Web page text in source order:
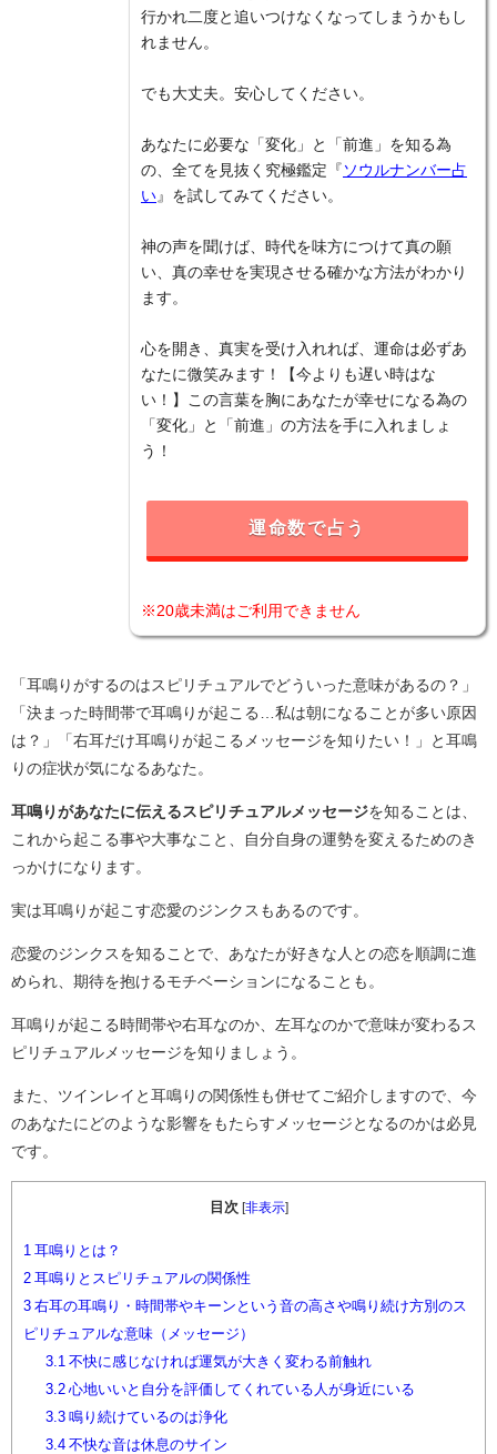
行かれ二度と追いつけなくなってしまうかもし
れません。
でも大丈夫。安心してください。
あなたに必要な「変化」と「前進」を知る為
の、全てを見抜く究極鑑定『 ソウルナンバー占
い 』を試してみてください。
神の声を聞けば、時代を味方につけて真の願
い、真の幸せを実現させる確かな方法がわかり
ます。
心を開き、真実を受け入れれば、運命は必ずあ
なたに微笑みます！【今よりも遅い時はな
い！】この言葉を胸にあなたが幸せになる為の
「変化」と「前進」の方法を手に入れましょ
う！
運命数で占う
※20歳未満はご利用できません
「耳鳴りがするのはスピリチュアルでどういった意味があるの？」
「決まった時間帯で耳鳴りが起こる…私は朝になることが多い原因
は？」「右耳だけ耳鳴りが起こるメッセージを知りたい！」と耳鳴
りの症状が気になるあなた。
耳鳴りがあなたに伝えるスピリチュアルメッセージを知ることは、
これから起こる事や大事なこと、自分自身の運勢を変えるためのき
っかけになります。
実は耳鳴りが起こす恋愛のジンクスもあるのです。
恋愛のジンクスを知ることで、あなたが好きな人との恋を順調に進
められ、期待を抱けるモチベーションになることも。
耳鳴りが起こる時間帯や右耳なのか、左耳なのかで意味が変わるス
ピリチュアルメッセージを知りましょう。
また、ツインレイと耳鳴りの関係性も併せてご紹介しますので、今
のあなたにどのような影響をもたらすメッセージとなるのかは必見
です。
目次 [非表示]
1 耳鳴りとは？
2 耳鳴りとスピリチュアルの関係性
3 右耳の耳鳴り・時間帯やキーンという音の高さや鳴り続け方別のス
ピリチュアルな意味（メッセージ）
3.1 不快に感じなければ運気が大きく変わる前触れ
3.2心地いいと自分を評価してくれている人が身近にいる
3.3鳴り続けているのは浄化
3.4不快な音は休息のサイン